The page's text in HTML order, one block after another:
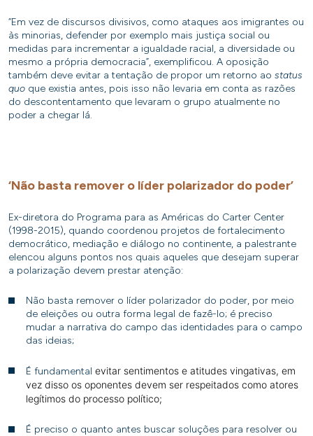
“Em vez de discursos divisivos, como ataques aos imigrantes ou
às minorias, defender por exemplo mais justiça social ou
medidas para incrementar a igualdade racial, a diversidade ou
mesmo a própria democracia”, exemplificou. A oposição
também deve evitar a tentação de propor um retorno ao status
quo que existia antes, pois isso não levaria em conta as razões
do descontentamento que levaram o grupo atualmente no
poder a chegar lá.
‘Não basta remover o líder polarizador do poder’
Ex-diretora do Programa para as Américas do Carter Center
(1998-2015), quando coordenou projetos de fortalecimento
democrático, mediação e diálogo no continente, a palestrante
elencou alguns pontos nos quais aqueles que desejam superar
a polarização devem prestar atenção:
Não basta remover o líder polarizador do poder, por meio
de eleições ou outra forma legal de fazê-lo; é preciso
mudar a narrativa do campo das identidades para o campo
das ideias;
É fundamental evitar sentimentos e atitudes vingativas, em
vez disso os oponentes devem ser respeitados como atores
legítimos do processo político;
É preciso o quanto antes buscar soluções para resolver ou